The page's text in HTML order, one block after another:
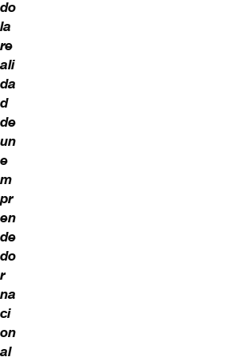
do
la
re
ali
da
d
de
un
e
m
pr
en
de
do
r
na
ci
on
al